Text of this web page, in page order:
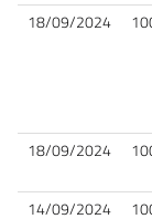
18/09/2024
18/09/2024
14/09/2024